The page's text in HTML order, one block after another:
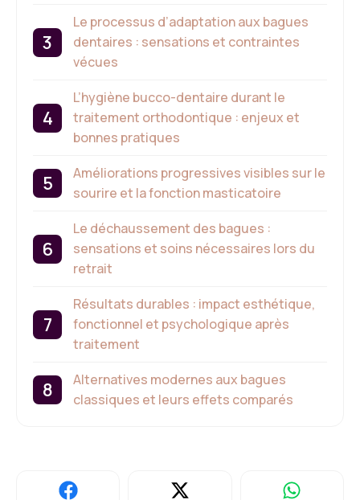
Le processus d’adaptation aux bagues
dentaires : sensations et contraintes
vécues
L’hygiène bucco-dentaire durant le
traitement orthodontique : enjeux et
bonnes pratiques
Améliorations progressives visibles sur le
sourire et la fonction masticatoire
Le déchaussement des bagues :
sensations et soins nécessaires lors du
retrait
Résultats durables : impact esthétique,
fonctionnel et psychologique après
traitement
Alternatives modernes aux bagues
classiques et leurs effets comparés